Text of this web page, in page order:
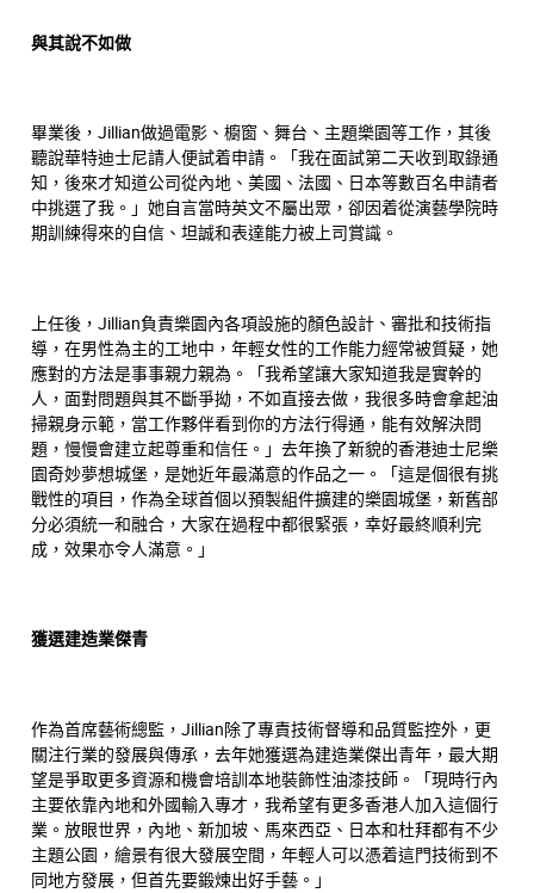
與其說不如做
畢業後，Jillian做過電影、櫥窗、舞台、主題樂園等工作，其後
聽說華特迪士尼請人便試着申請。「我在面試第二天收到取錄通
知，後來才知道公司從內地、美國、法國、日本等數百名申請者
中挑選了我。」她自言當時英文不屬出眾，卻因着從演藝學院時
期訓練得來的自信、坦誠和表達能力被上司賞識。
上任後，Jillian負責樂園內各項設施的顏色設計、審批和技術指
導，在男性為主的工地中，年輕女性的工作能力經常被質疑，她
應對的方法是事事親力親為。「我希望讓大家知道我是實幹的
人，面對問題與其不斷爭拗，不如直接去做，我很多時會拿起油
掃親身示範，當工作夥伴看到你的方法行得通，能有效解決問
題，慢慢會建立起尊重和信任。」去年換了新貌的香港迪士尼樂
園奇妙夢想城堡，是她近年最滿意的作品之一。「這是個很有挑
戰性的項目，作為全球首個以預製組件擴建的樂園城堡，新舊部
分必須統一和融合，大家在過程中都很緊張，幸好最終順利完
成，效果亦令人滿意。」
獲選建造業傑青
作為首席藝術總監，Jillian除了專責技術督導和品質監控外，更
關注行業的發展與傳承，去年她獲選為建造業傑出青年，最大期
望是爭取更多資源和機會培訓本地裝飾性油漆技師。「現時行內
主要依靠內地和外國輸入專才，我希望有更多香港人加入這個行
業。放眼世界，內地、新加坡、馬來西亞、日本和杜拜都有不少
主題公園，繪景有很大發展空間，年輕人可以憑着這門技術到不
同地方發展，但首先要鍛煉出好手藝。」